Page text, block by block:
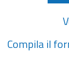
Compila il